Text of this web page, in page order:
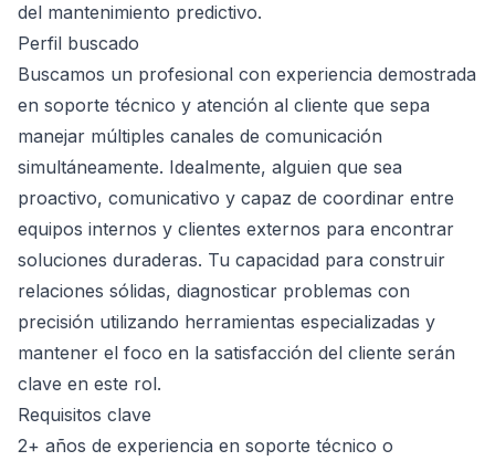
del mantenimiento predictivo.
Perfil buscado
Buscamos un profesional con experiencia demostrada
en soporte técnico y atención al cliente que sepa
manejar múltiples canales de comunicación
simultáneamente. Idealmente, alguien que sea
proactivo, comunicativo y capaz de coordinar entre
equipos internos y clientes externos para encontrar
soluciones duraderas. Tu capacidad para construir
relaciones sólidas, diagnosticar problemas con
precisión utilizando herramientas especializadas y
mantener el foco en la satisfacción del cliente serán
clave en este rol.
Requisitos clave
2+ años de experiencia en soporte técnico o